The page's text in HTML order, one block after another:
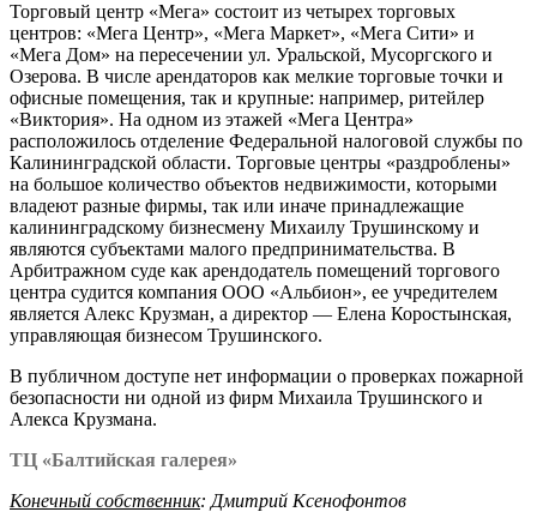
Торговый центр «Мега» состоит из четырех торговых
центров: «Мега Центр», «Мега Маркет», «Мега Сити» и
«Мега Дом» на пересечении ул. Уральской, Мусоргского и
Озерова. В числе арендаторов как мелкие торговые точки и
офисные помещения, так и крупные: например, ритейлер
«Виктория». На одном из этажей «Мега Центра»
расположилось отделение Федеральной налоговой службы по
Калининградской области. Торговые центры «раздроблены»
на большое количество объектов недвижимости, которыми
владеют разные фирмы, так или иначе принадлежащие
калининградскому бизнесмену Михаилу Трушинскому и
являются субъектами малого предпринимательства. В
Арбитражном суде как арендодатель помещений торгового
центра судится компания ООО «Альбион», ее учредителем
является Алекс Крузман, а директор — Елена Коростынская,
управляющая бизнесом Трушинского.
В публичном доступе нет информации о проверках пожарной
безопасности ни одной из фирм Михаила Трушинского и
Алекса Крузмана.
ТЦ «Балтийская галерея»
Конечный собственник: Дмитрий Ксенофонтов